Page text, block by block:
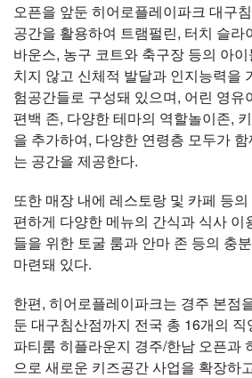
오픈을 앞둔 히어로플레이파크 대구
공간을 활용하여 트램펄린, 터치 슬라
바운스, 농구 코트와 축구장 등의 아
치지 않고 신체적 발달과 인지능력을
험공간들로 구성돼 있으며, 어린 영유
편백 존, 다양한 테마의 역할놀이존,
을 추가하여, 다양한 연령층 모두가
는 공간을 제공한다.
또한 매장 내에 레스토랑 및 카페 등
편하게 다양한 메뉴의 간식과 식사 이
들을 위한 토굴 룸과 안마 존 등의 충
마련돼 있다.
한편, 히어로플레이파크는 경주 본점
둔 대구침산점까지 전국 총 16개의
파티룸 히플라운지 경주/한남 오픈과
으로 새로운 키즈공간 사업을 확장하